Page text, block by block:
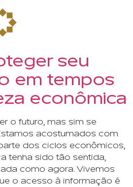
seu
em tempos
econômica
o futuro, mas sim se
acostumados com
dos ciclos econômicos,
tenha sido tão sentida,
como agora. Vivemos
o acesso à informação é